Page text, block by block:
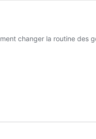
changer la routine des